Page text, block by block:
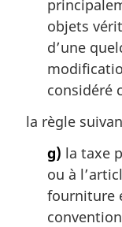
objets
d’une
considéré
la règle
g) la taxe
ou à
fourniture